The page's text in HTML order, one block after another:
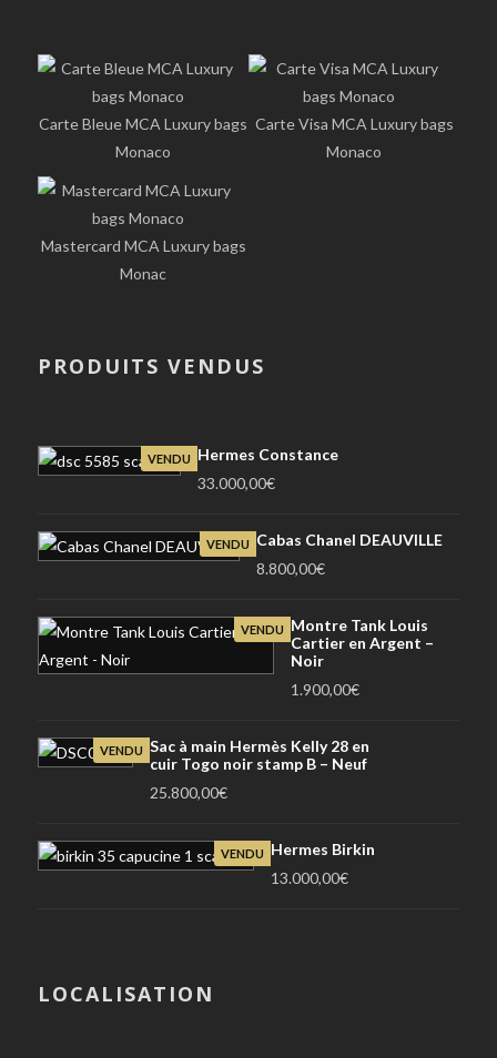
Carte Bleue MCA Luxury bags
Monaco
Carte Visa MCA Luxury bags
Monaco
Mastercard MCA Luxury bags
Monac
PRODUITS VENDUS
VENDU
Hermes Constance
33.000,00€
VENDU
Cabas Chanel DEAUVILLE
8.800,00€
VENDU
Montre Tank Louis
Cartier en Argent –
Noir
1.900,00€
VENDU Sac à main Hermès Kelly 28 en
cuir Togo noir stamp B – Neuf
25.800,00€
VENDU
Hermes Birkin
13.000,00€
LOCALISATION